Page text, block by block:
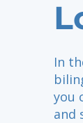
In
you
and